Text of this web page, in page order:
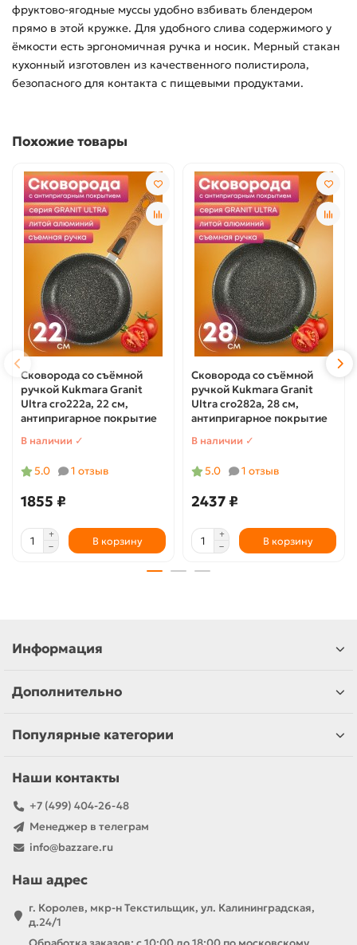
фруктово-ягодные муссы удобно взбивать блендером
прямо в этой кружке. Для удобного слива содержимого у
ёмкости есть эргономичная ручка и носик. Мерный стакан
кухонный изготовлен из качественного полистирола,
безопасного для контакта с пищевыми продуктами.
Похожие товары
Сковорода со съёмной
ручкой Kukmara Granit
Ultra сго222а, 22 см,
антипригарное покрытие
В наличии ✓
5.0 1 отзыв
1855 ₽
В корзину
Сковорода со съёмной
ручкой Kukmara Granit
Ultra cro282a, 28 см,
антипригарное покрытие
В наличии ✓
5.0 1 отзыв
2437 ₽
В корзину
Информация
Дополнительно
Популярные категории
Наши контакты
+7 (499) 404-26-48
Менеджер в телеграм
info@bazzare.ru
Наш адрес
г. Королев, мкр-н Текстильщик, ул. Калининградская,
д.24/1